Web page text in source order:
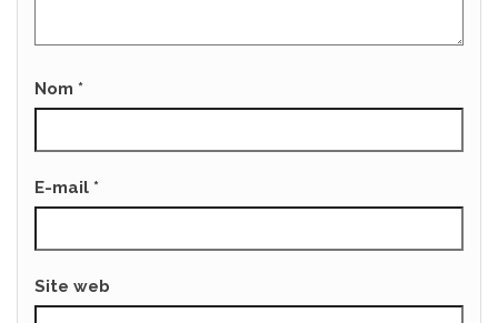
Nom *
E-mail *
Site web